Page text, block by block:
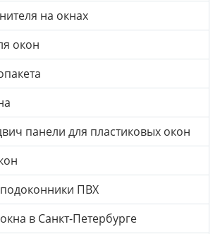
на окнах
окон
панели для пластиковых окон
ПВХ
в Санкт-Петербурге